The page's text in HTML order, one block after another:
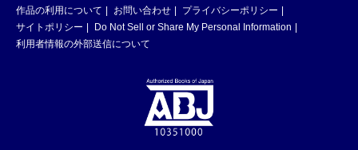
作品の利用について
お問い合わせ
プライバシーポリシー
サイトポリシー
Do Not Sell or Share My Personal Information
利用者情報の外部送信について